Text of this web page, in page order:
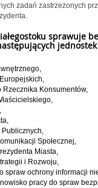
zadań zastrzeżonych
sprawuje
Rzecznika Konsumentów,
Publicznych,
Społecznej,
Miasta,
i Rozwoju,
spraw ochrony informacji
pracy do spraw